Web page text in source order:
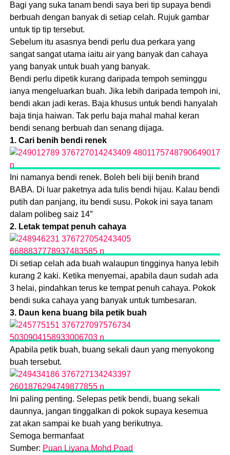
Bagi yang suka tanam bendi saya beri tip supaya bendi
berbuah dengan banyak di setiap celah. Rujuk gambar
untuk tip tip tersebut.
Sebelum itu asasnya bendi perlu dua perkara yang
sangat sangat utama iaitu air yang banyak dan cahaya
yang banyak untuk buah yang banyak.
Bendi perlu dipetik kurang daripada tempoh seminggu
ianya mengeluarkan buah. Jika lebih daripada tempoh ini,
bendi akan jadi keras. Baja khusus untuk bendi hanyalah
baja tinja haiwan. Tak perlu baja mahal mahal keran
bendi senang berbuah dan senang dijaga.
1. Cari benih bendi renek
Ini namanya bendi renek. Boleh beli biji benih brand
BABA. Di luar paketnya ada tulis bendi hijau. Kalau bendi
putih dan panjang, itu bendi susu. Pokok ini saya tanam
dalam polibeg saiz 14″
2. Letak tempat penuh cahaya
Di setiap celah ada buah walaupun tingginya hanya lebih
kurang 2 kaki. Ketika menyemai, apabila daun sudah ada
3 helai, pindahkan terus ke tempat penuh cahaya. Pokok
bendi suka cahaya yang banyak untuk tumbesaran.
3. Daun kena buang bila petik buah
Apabila petik buah, buang sekali daun yang menyokong
buah tersebut.
Ini paling penting. Selepas petik bendi, buang sekali
daunnya, jangan tinggalkan di pokok supaya kesemua
zat akan sampai ke buah yang berikutnya.
Semoga bermanfaat
Sumber: Puan Liyana Mohd Poad